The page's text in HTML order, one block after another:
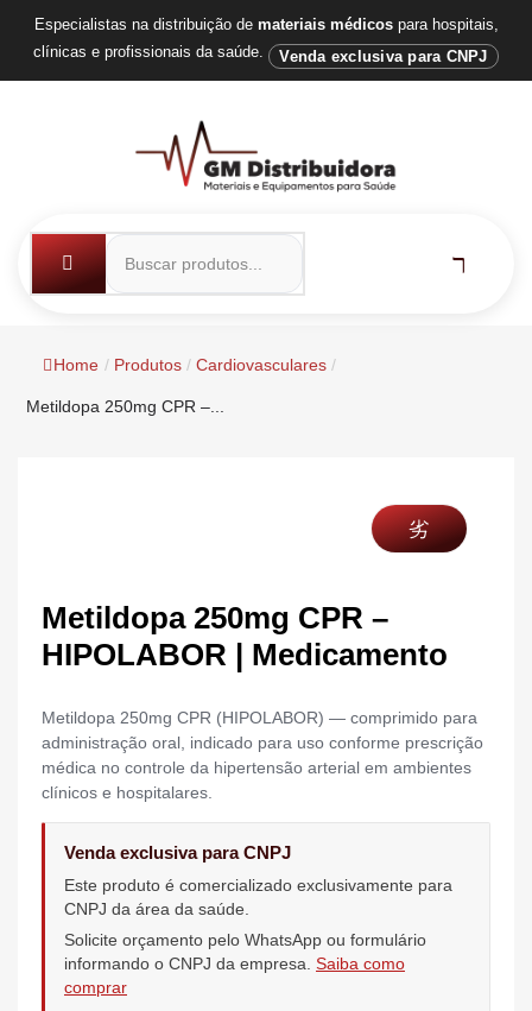
Especialistas na distribuição de materiais médicospara hospitais,
clínicas e profissionais da saúde.
Venda exclusiva para CNPJ
Home / Produtos / Cardiovasculares /
Metildopa 250mg CPR –...
Metildopa 250mg CPR –
HIPOLABOR | Medicamento
Metildopa 250mg CPR (HIPOLABOR) — comprimido para
administração oral, indicado para uso conforme prescrição
médica no controle da hipertensão arterial em ambientes
clínicos e hospitalares.
Venda exclusiva para CNPJ
Este produto é comercializado exclusivamente para
CNPJ da área da saúde.
Solicite orçamento pelo WhatsApp ou formulário
informando o CNPJ da empresa. Saiba como
comprar